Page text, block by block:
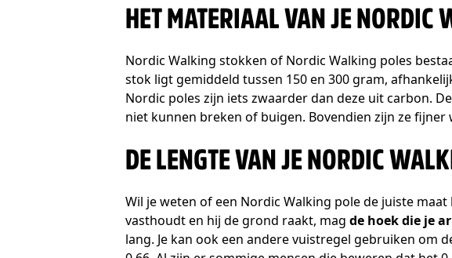
HET MATERIAAL VAN JE NORDIC
Nordic Walking stokken of Nordic Walking poles
stok ligt gemiddeld tussen 150 en 300 gram,
Nordic poles zijn iets zwaarder dan deze uit carbon.
niet kunnen breken of buigen. Bovendien zijn ze
DE LENGTE VAN JE NORDIC
Wil je weten of een Nordic Walking pole de juiste
vasthoudt en hij de grond raakt, mag de hoek die je
lang. Je kan ook een andere vuistregel gebruiken om